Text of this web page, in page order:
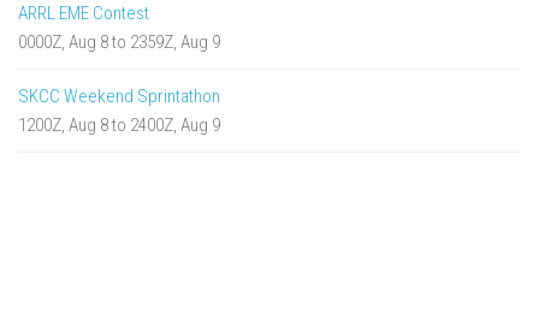
ARRL EME Contest
0000Z, Aug 8 to 2359Z, Aug 9
SKCC Weekend Sprintathon
1200Z, Aug 8 to 2400Z, Aug 9